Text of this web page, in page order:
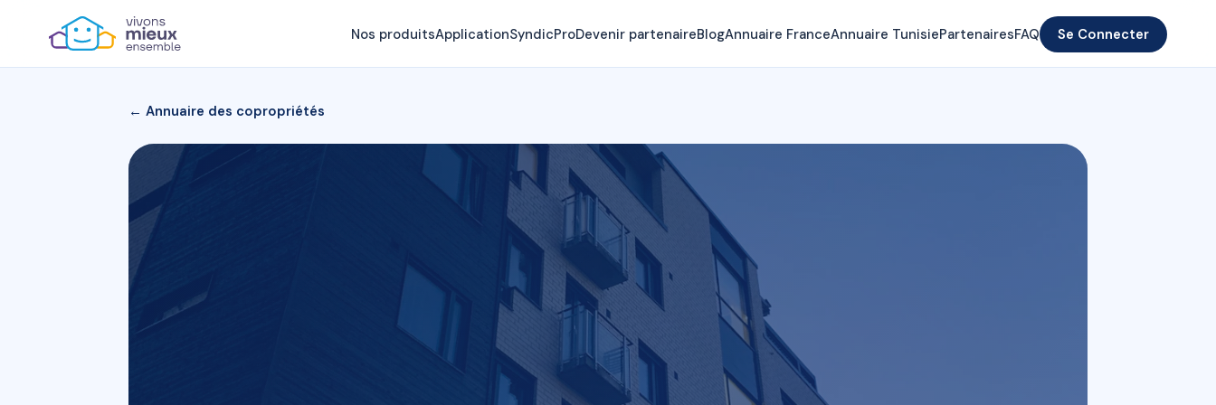
Nos produitsApplicationSyndicProDevenir partenaireBlogAnnuaire FranceAnnuaire TunisiePartenairesFAQ Se Connecter
← Annuaire des copropriétés